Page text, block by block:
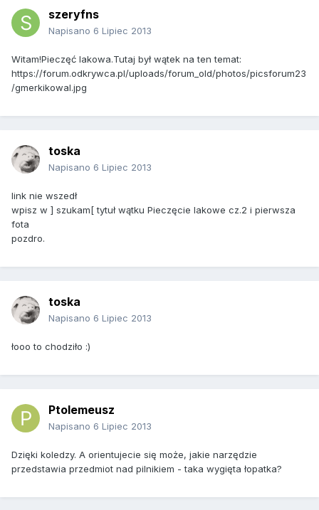
szeryfns
Napisano 6 Lipiec 2013
Witam!Pieczęć lakowa.Tutaj był wątek na ten temat:
https://forum.odkrywca.pl/uploads/forum_old/photos/picsforum23
/gmerkikowal.jpg
toska
Napisano 6 Lipiec 2013
link nie wszedł
wpisz w ] szukam[ tytuł wątku Pieczęcie lakowe cz.2 i pierwsza
fota
pozdro.
toska
Napisano 6 Lipiec 2013
łooo to chodziło :)
Ptolemeusz
Napisano 6 Lipiec 2013
Dzięki koledzy. A orientujecie się może, jakie narzędzie
przedstawia przedmiot nad pilnikiem - taka wygięta łopatka?